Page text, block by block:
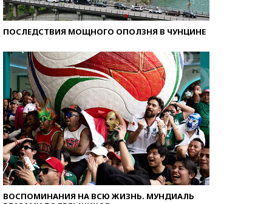
ПОСЛЕДСТВИЯ МОЩНОГО ОПОЛЗНЯ В ЧУНЦИНЕ
ВОСПОМИНАНИЯ НА ВСЮ ЖИЗНЬ. МУНДИАЛЬ